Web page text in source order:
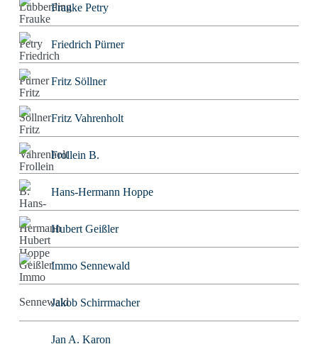
Frauke Petry
Friedrich Pürner
Fritz Söllner
Fritz Vahrenholt
Frollein B.
Hans-Hermann Hoppe
Hubert Geißler
Immo Sennewald
Jakob Schirrmacher
Jan A. Karon